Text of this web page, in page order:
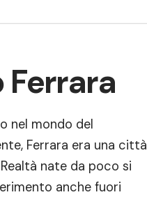
Ferrara
nel mondo del
Ferrara era una città
nate da poco si
anche fuori